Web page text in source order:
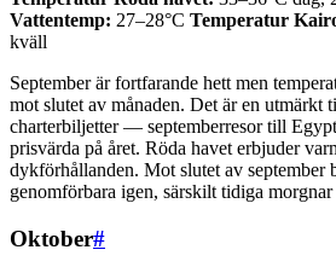
Vattentemp: 27–28°C Temperatur
kväll
September är fortfarande hett men
mot slutet av månaden. Det är en utmärkt
charterbiljetter — septemberresor till
prisvärda på året. Röda havet erbjuder
dykförhållanden. Mot slutet av september
genomförbara igen, särskilt tidiga
Oktober#